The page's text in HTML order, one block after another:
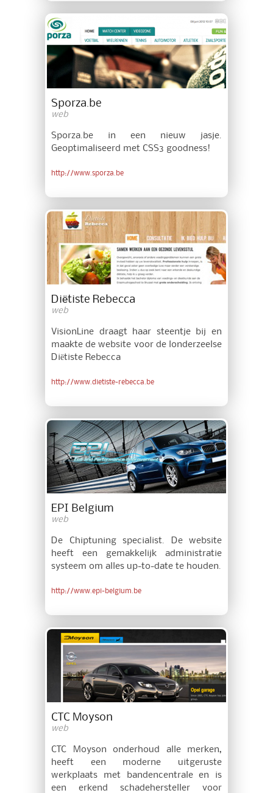
Sporza.be
web
Sporza.be in een nieuw jasje.
Geoptimaliseerd met CSS3 goodness!
http://www.sporza.be
Diëtiste Rebecca
web
VisionLine draagt haar steentje bij en
maakte de website voor de londerzeelse
Diëtiste Rebecca
http://www.dietiste-rebecca.be
EPI Belgium
web
De Chiptuning specialist. De website
heeft een gemakkelijk administratie
systeem om alles up-to-date te houden.
http://www.epi-belgium.be
CTC Moyson
web
CTC Moyson onderhoud alle merken,
heeft een moderne uitgeruste
werkplaats met bandencentrale en is
een erkend schadehersteller voor